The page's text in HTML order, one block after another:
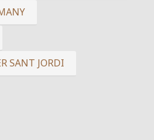
SANT JORDI